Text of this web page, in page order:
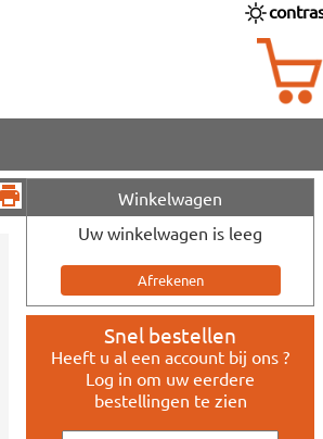
Winkelwagen
Uw winkelwagen is leeg
Snel bestellen
Heeft u al een account bij ons ?
Log in om uw eerdere
bestellingen te zien